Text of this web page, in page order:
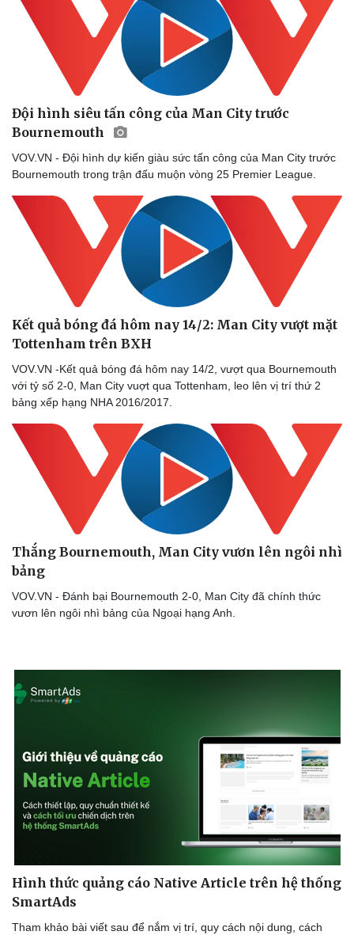
Doanh nghiệp
Thông tin doanh nghiệp
Doanh nghiệp 24h
Doanh nhân
Vì cộng đồng
Công nghệ
Sành điệu
Tin Công nghệ
Trải nghiệm
Chuyển đổi số
Đội hình siêu tấn công của Man City trước
Bournemouth
VOV.VN - Đội hình dự kiến giàu sức tấn công của Man City trước
Bournemouth trong trận đấu muộn vòng 25 Premier League.
Kết quả bóng đá hôm nay 14/2: Man City vượt mặt
Tottenham trên BXH
VOV.VN -Kết quả bóng đá hôm nay 14/2, vượt qua Bournemouth
với tỷ số 2-0, Man City vuợt qua Tottenham, leo lên vị trí thứ 2
bảng xếp hạng NHA 2016/2017.
Thắng Bournemouth, Man City vươn lên ngôi nhì
bảng
VOV.VN - Đánh bại Bournemouth 2-0, Man City đã chính thức
vươn lên ngôi nhì bảng của Ngoại hạng Anh.
Hình thức quảng cáo Native Article trên hệ thống
SmartAds
Tham khảo bài viết sau để nắm vị trí, quy cách nội dung, cách